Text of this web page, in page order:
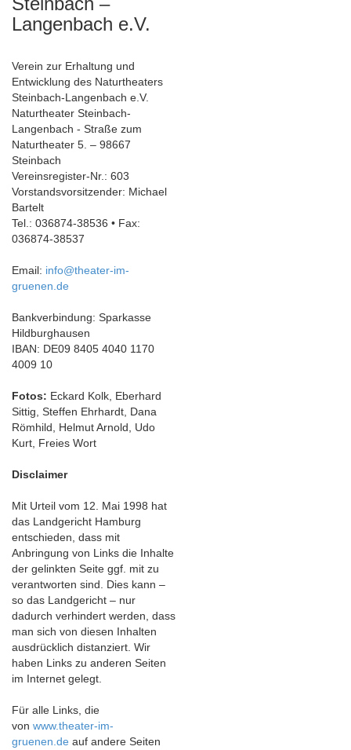
Langenbach e.V.
Verein zur Erhaltung und
Entwicklung des Naturtheaters
Steinbach-Langenbach e.V.
Naturtheater Steinbach-
Langenbach - Straße zum
Naturtheater 5. – 98667
Steinbach
Vereinsregister-Nr.: 603
Vorstandsvorsitzender: Michael
Bartelt
Tel.: 036874-38536 • Fax:
036874-38537
Email: info@theater-im-
gruenen.de
Bankverbindung: Sparkasse
Hildburghausen
IBAN: DE09 8405 4040 1170
4009 10
Fotos: Eckard Kolk, Eberhard
Sittig, Steffen Ehrhardt, Dana
Römhild, Helmut Arnold, Udo
Kurt, Freies Wort
Disclaimer
Mit Urteil vom 12. Mai 1998 hat
das Landgericht Hamburg
entschieden, dass mit
Anbringung von Links die Inhalte
der gelinkten Seite ggf. mit zu
verantworten sind. Dies kann –
so das Landgericht – nur
dadurch verhindert werden, dass
man sich von diesen Inhalten
ausdrücklich distanziert. Wir
haben Links zu anderen Seiten
im Internet gelegt.
Für alle Links, die
von www.theater-im-
gruenen.de auf andere Seiten